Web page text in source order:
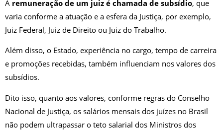
A remuneração de um juiz é chamada de subsídio, que
varia conforme a atuação e a esfera da Justiça, por exemplo,
Juiz Federal, Juiz de Direito ou Juiz do Trabalho.
Além disso, o Estado, experiência no cargo, tempo de carreira
e promoções recebidas, também influenciam nos valores dos
subsídios.
Dito isso, quanto aos valores, conforme regras do Conselho
Nacional de Justiça, os salários mensais dos juízes no Brasil
não podem ultrapassar o teto salarial dos Ministros dos